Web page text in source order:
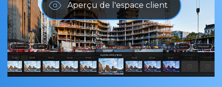
Aperçu de l'espace client